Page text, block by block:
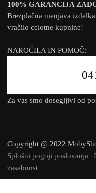
100% GARANCIJA
Brezplačna menjava
vračilo celotne kupnine!
NAROČILA IN POMOČ:
Za vas smo dosegljivi od
Copyright @ 2022
Splošni pogoji poslovanja |
zasebnost